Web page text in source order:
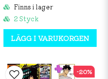
Finns i lager
2 Styck
LÄGG I VARUKORGEN
-20%